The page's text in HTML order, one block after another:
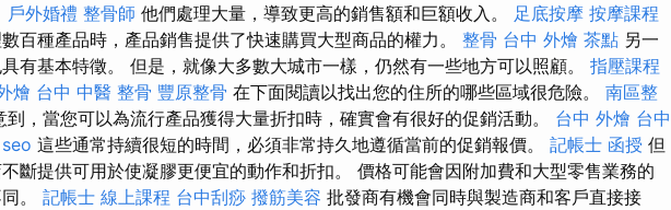
戶外婚禮 整骨師 他們處理大量，導致更高的銷售額和巨額收入。 足底按摩 按摩課程
百種產品時，產品銷售提供了快速購買大型商品的權力。 整骨 台中 外燴 茶點 另一
有基本特徵。 但是，就像大多數大城市一樣，仍然有一些地方可以照顧。 指壓課程
燴 台中 中醫 整骨 豐原整骨 在下面閱讀以找出您的住所的哪些區域很危險。 南區整
到，當您可以為流行產品獲得大量折扣時，確實會有很好的促銷活動。 台中 外燴 台中
這些通常持續很短的時間，必須非常持久地遵循當前的促銷報價。 記帳士 函授 但
斷提供可用於使凝膠更便宜的動作和折扣。 價格可能會因附加費和大型零售業務的
。 記帳士 線上課程 台中刮痧 撥筋美容 批發商有機會同時與製造商和客戶直接接